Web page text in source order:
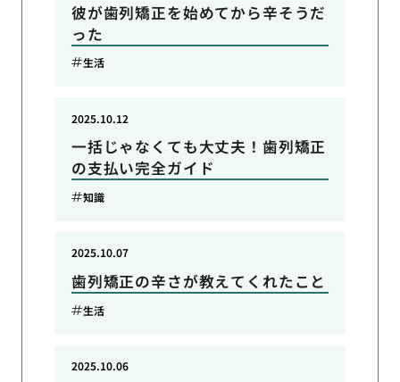
彼が歯列矯正を始めてから辛そうだ
った
生活
一括じゃなくても大丈夫！歯列矯正
の支払い完全ガイド
2025.10.12
知識
歯列矯正の辛さが教えてくれたこと
2025.10.07
生活
2025.10.06